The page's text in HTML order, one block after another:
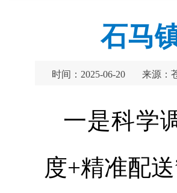
石马
时间：2025-06-20 来源：
一是科学
度+精准配